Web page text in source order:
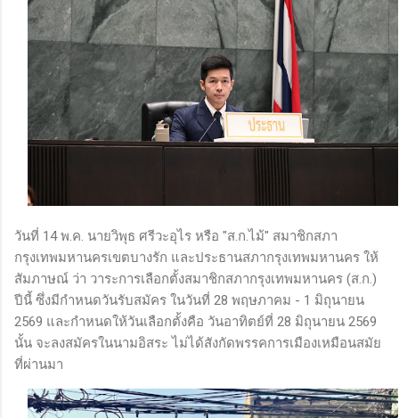
วันที่ 14 พ.ค. นายวิพุธ ศรีวะอุไร หรือ "ส.ก.ไม้" สมาชิกสภา
กรุงเทพมหานครเขตบางรัก และประธานสภากรุงเทพมหานคร ให้
สัมภาษณ์ ว่า วาระการเลือกตั้งสมาชิกสภากรุงเทพมหานคร (ส.ก.)
ปีนี้ ซึ่งมีกำหนดวันรับสมัคร ในวันที่ 28 พฤษภาคม - 1 มิถุนายน
2569 และกำหนดให้วันเลือกตั้งคือ วันอาทิตย์ที่ 28 มิถุนายน 2569
นั้น จะลงสมัครในนามอิสระ ไม่ได้สังกัดพรรคการเมืองเหมือนสมัย
ที่ผ่านมา